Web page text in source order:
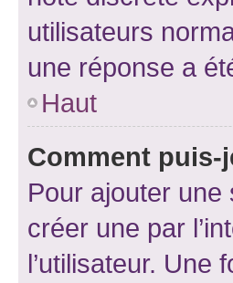
utilisateurs
une réponse a
Haut
Comment puis-
Pour ajouter une
créer une par
l’utilisateur.